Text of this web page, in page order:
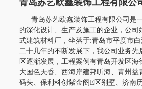
青岛苏艺欧鑫装饰工程有限公
青岛苏艺欧鑫装饰工程有限公司是
的深化设计、生产及施工的企业，公司
式建筑材料厂，坐落于:青岛市平度市
二十几年的不断发展下，我公司业务
区逐渐发展，工程案例有青岛开发区
大国色天香、西海岸建邦听海、青州
码头、保利科创紫金阁E区别墅、济南